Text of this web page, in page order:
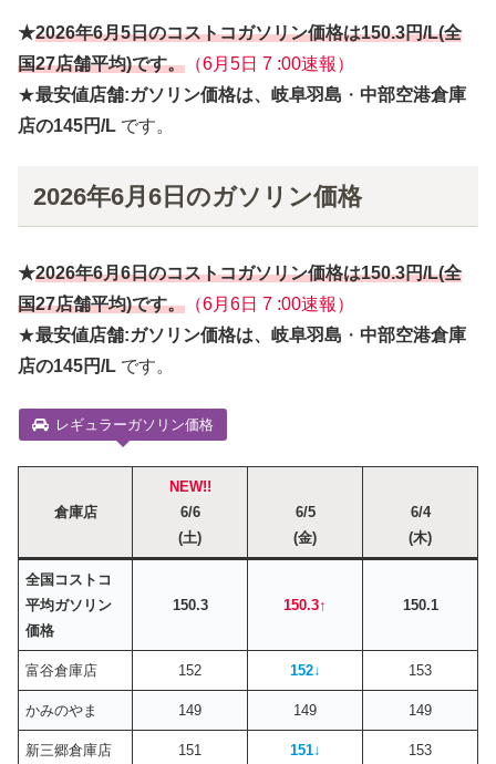
★2026年6月5日のコストコガソリン価格は150.3円/L(全
国27店舗平均)です。 （6月5日 7 :00速報）
★最安値店舗:ガソリン価格は、岐阜羽島 ・ 中部空港倉庫
店の145円/L です。
2026年6月6日のガソリン価格
★2026年6月6日のコストコガソリン価格は150.3円/L(全
国27店舗平均)です。 （6月6日 7 :00速報）
★最安値店舗:ガソリン価格は、岐阜羽島 ・ 中部空港倉庫
店の145円/L です。
レギュラーガソリン価格
倉庫店
NEW!!
6/6
(土)
6/5
(金)
6/4
(木)
全国コストコ
平均ガソリン
価格
150.3 150.3↑ 150.1
富谷倉庫店 152 152↓ 153
かみのやま 149 149 149
新三郷倉庫店 151 151↓ 153